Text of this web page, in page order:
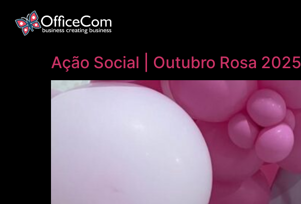
Ação Social | Outubro Rosa 2025